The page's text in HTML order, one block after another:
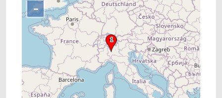
–